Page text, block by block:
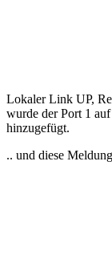
Lokaler Link UP,
wurde der Port 1
hinzugefügt.
.. und diese